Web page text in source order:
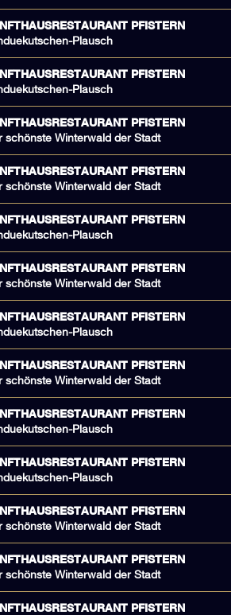
PFISTERN
Plausch
PFISTERN
Plausch
PFISTERN
schönste Winterwald der Stadt
PFISTERN
schönste Winterwald der Stadt
PFISTERN
Plausch
PFISTERN
schönste Winterwald der Stadt
PFISTERN
Plausch
PFISTERN
schönste Winterwald der Stadt
PFISTERN
Plausch
PFISTERN
Plausch
PFISTERN
schönste Winterwald der Stadt
PFISTERN
schönste Winterwald der Stadt
PFISTERN